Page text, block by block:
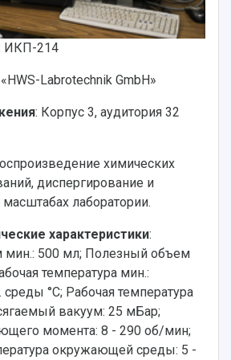
совет
университет"
проект "Одержимы
Самарский университет?
образование
состав
граждан на
направления
и ведущие научные коллективы
советы
кадров
и темы
подразделения
управления научно-
деятельностью
ИКП-214
Labrotechnik GmbH»
: Корпус 3, аудитория 32
химических
диспергирование и
лаборатории.
характеристики:
500 мл; Полезный объем
температура мин.:
°C; Рабочая температура
вакуум: 25 мБар;
момента: 8 - 290 об/мин;
окружающей среды: 5 -